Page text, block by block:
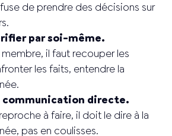
de prendre des décisions sur
par soi-même.
il faut recouper les
les faits, entendre la
communication directe.
à faire, il doit le dire à la
pas en coulisses.